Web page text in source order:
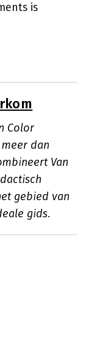
is
Color
dan
Van
gebied van
gids.